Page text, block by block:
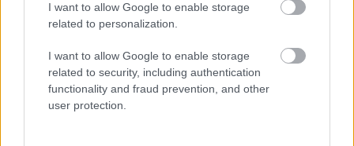
I want to allow Google to enable storage
related to personalization.
I want to allow Google to enable storage
related to security, including authentication
functionality and fraud prevention, and other
user protection.
támogatáshoz. Azóta sem hallgat, bár a korrupciós ügy
tisztázása helyett inkább a fekáliás Szajnával, patkányirtással,
a Fanta naranccsal és a „libsi, woke” ideológiával foglalkozik.
TOVÁBB OLVASOM